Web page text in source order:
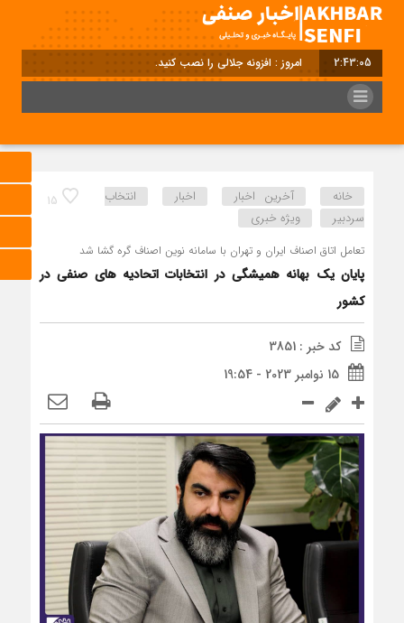
2:43:06 امروز : افزونه جلالی را نصب کنید.
15 خانه آخرین اخبار اخبار
انتخاب
سردبیر
ویژه خبری
تعامل اتاق اصناف ایران و تهران با سامانه نوین اصناف گره گشا شد
پایان یک بهانه همیشگی در انتخابات اتحادیه های صنفی در
کشور
کد خبر : 3851
15 نوامبر 2023 - 19:54